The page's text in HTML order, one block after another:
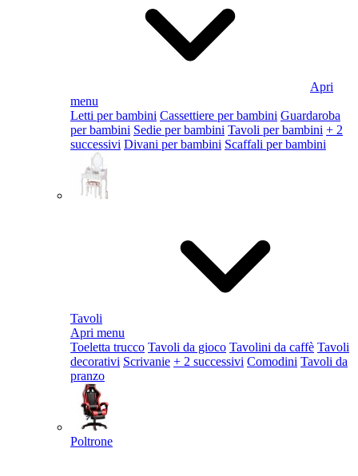
Apri
menu
Letti per bambini Cassettiere per bambini Guardaroba
per bambini Sedie per bambini Tavoli per bambini + 2
successivi Divani per bambini Scaffali per bambini
Tavoli
Apri menu
Toeletta trucco Tavoli da gioco Tavolini da caffè Tavoli
decorativi Scrivanie + 2 successivi Comodini Tavoli da
pranzo
Poltrone